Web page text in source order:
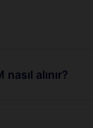
alınır?